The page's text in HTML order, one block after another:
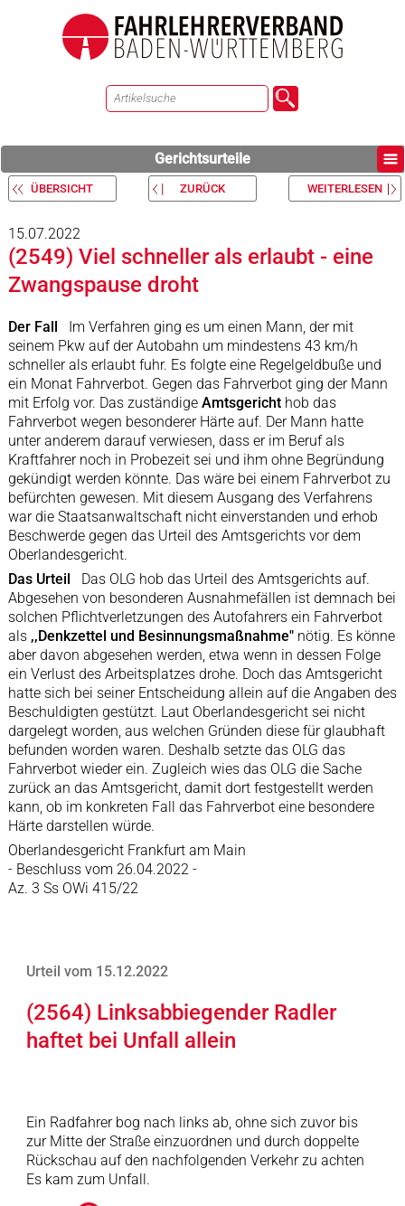
Gerichtsurteile
ÜBERSICHT ZURÜCK WEITERLESEN
15.07.2022
(2549) Viel schneller als erlaubt - eine
Zwangspause droht
Der Fall
Im Verfahren ging es um einen Mann, der mit
seinem Pkw auf der Autobahn um mindestens 43 km/h
schneller als erlaubt fuhr. Es folgte eine Regelgeldbuße und
ein Monat Fahrverbot. Gegen das Fahrverbot ging der Mann
mit Erfolg vor. Das zuständige Amtsgerichthob das
Fahrverbot wegen besonderer Härte auf. Der Mann hatte
unter anderem darauf verwiesen, dass er im Beruf als
Kraftfahrer noch in Probezeit sei und ihm ohne Begründung
gekündigt werden könnte. Das wäre bei einem Fahrverbot zu
befürchten gewesen. Mit diesem Ausgang des Verfahrens
war die Staatsanwaltschaft nicht einverstanden und erhob
Beschwerde gegen das Urteil des Amtsgerichts vor dem
Oberlandesgericht.
Das Urteil
Das OLG hob das Urteil des Amtsgerichts auf.
Abgesehen von besonderen Ausnahmefällen ist demnach bei
solchen Pflichtverletzungen des Autofahrers ein Fahrverbot
als ,,Denkzettel und Besinnungsmaßnahme"nötig. Es könne
aber davon abgesehen werden, etwa wenn in dessen Folge
ein Verlust des Arbeitsplatzes drohe. Doch das Amtsgericht
hatte sich bei seiner Entscheidung allein auf die Angaben des
Beschuldigten gestützt. Laut Oberlandesgericht sei nicht
dargelegt worden, aus welchen Gründen diese für glaubhaft
befunden worden waren. Deshalb setzte das OLG das
Fahrverbot wieder ein. Zugleich wies das OLG die Sache
zurück an das Amtsgericht, damit dort festgestellt werden
kann, ob im konkreten Fall das Fahrverbot eine besondere
Härte darstellen würde.
Oberlandesgericht Frankfurt am Main
- Beschluss vom 26.04.2022 -
Az. 3 Ss OWi 415/22
Urteil vom 15.12.2022
(2564) Linksabbiegender Radler
haftet bei Unfall allein
Ein Radfahrer bog nach links ab, ohne sich zuvor bis
zur Mitte der Straße einzuordnen und durch doppelte
Rückschau auf den nachfolgenden Verkehr zu achten
Es kam zum Unfall.